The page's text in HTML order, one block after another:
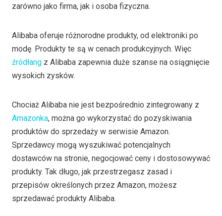
zarówno jako firma, jak i osoba fizyczna.
Alibaba oferuje różnorodne produkty, od elektroniki po
modę. Produkty te są w cenach produkcyjnych. Więc
źródłang z Alibaba zapewnia duże szanse na osiągnięcie
wysokich zysków.
Chociaż Alibaba nie jest bezpośrednio zintegrowany z
Amazonka, można go wykorzystać do pozyskiwania
produktów do sprzedaży w serwisie Amazon.
Sprzedawcy mogą wyszukiwać potencjalnych
dostawców na stronie, negocjować ceny i dostosowywać
produkty. Tak długo, jak przestrzegasz zasad i
przepisów określonych przez Amazon, możesz
sprzedawać produkty Alibaba.